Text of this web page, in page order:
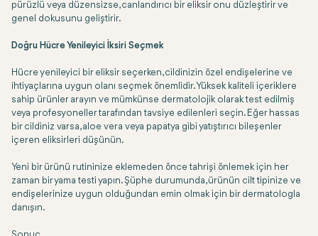
pürüzlü veya düzensizse, canlandırıcı bir eliksir onu düzleştirir ve
genel dokusunu geliştirir.
Doğru Hücre Yenileyici İksiri Seçmek
Hücre yenileyici bir eliksir seçerken, cildinizin özel endişelerine ve
ihtiyaçlarına uygun olanı seçmek önemlidir. Yüksek kaliteli içeriklere
sahip ürünler arayın ve mümkünse dermatolojik olarak test edilmiş
veya profesyoneller tarafından tavsiye edilenleri seçin. Eğer hassas
bir cildiniz varsa, aloe vera veya papatya gibi yatıştırıcı bileşenler
içeren eliksirleri düşünün.
Yeni bir ürünü rutininize eklemeden önce tahrişi önlemek için her
zaman bir yama testi yapın. Şüphe durumunda, ürünün cilt tipinize ve
endişelerinize uygun olduğundan emin olmak için bir dermatologla
danışın.